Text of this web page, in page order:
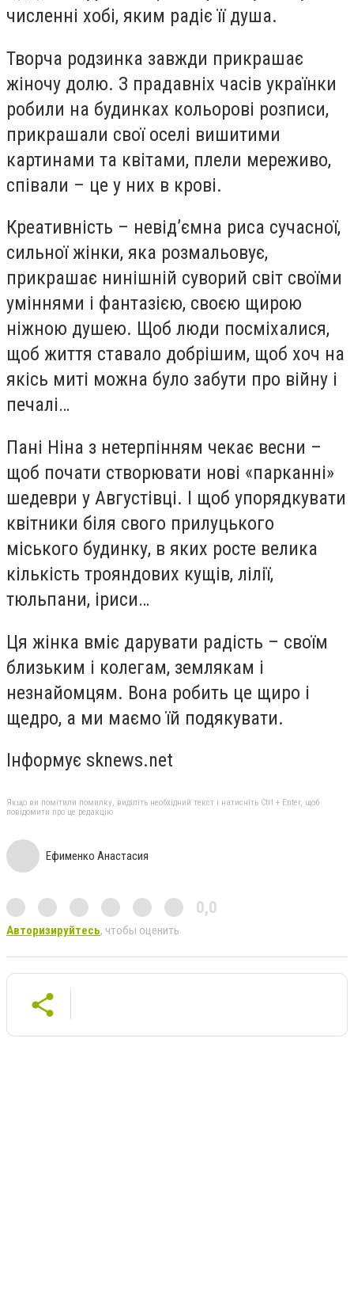
численні хобі, яким радіє її душа.
Творча родзинка завжди прикрашає
жіночу долю. З прадавніх часів українки
робили на будинках кольорові розписи,
прикрашали свої оселі вишитими
картинами та квітами, плели мереживо,
співали – це у них в крові.
Креативність – невід’ємна риса сучасної,
сильної жінки, яка розмальовує,
прикрашає нинішній суворий світ своїми
уміннями і фантазією, своєю щирою
ніжною душею. Щоб люди посміхалися,
щоб життя ставало добрішим, щоб хоч на
якісь миті можна було забути про війну і
печалі…
Пані Ніна з нетерпінням чекає весни –
щоб почати створювати нові «парканні»
шедеври у Августівці. І щоб упорядкувати
квітники біля свого прилуцького
міського будинку, в яких росте велика
кількість трояндових кущів, лілії,
тюльпани, іриси…
Ця жінка вміє дарувати радість – своїм
близьким і колегам, землякам і
незнайомцям. Вона робить це щиро і
щедро, а ми маємо їй подякувати.
Інформує sknews.net
Якщо ви помітили помилку, виділіть необхідний текст і натисніть Ctrl + Enter, щоб
повідомити про це редакцію
Ефименко Анастасия
0,0
Авторизируйтесь, чтобы оценить